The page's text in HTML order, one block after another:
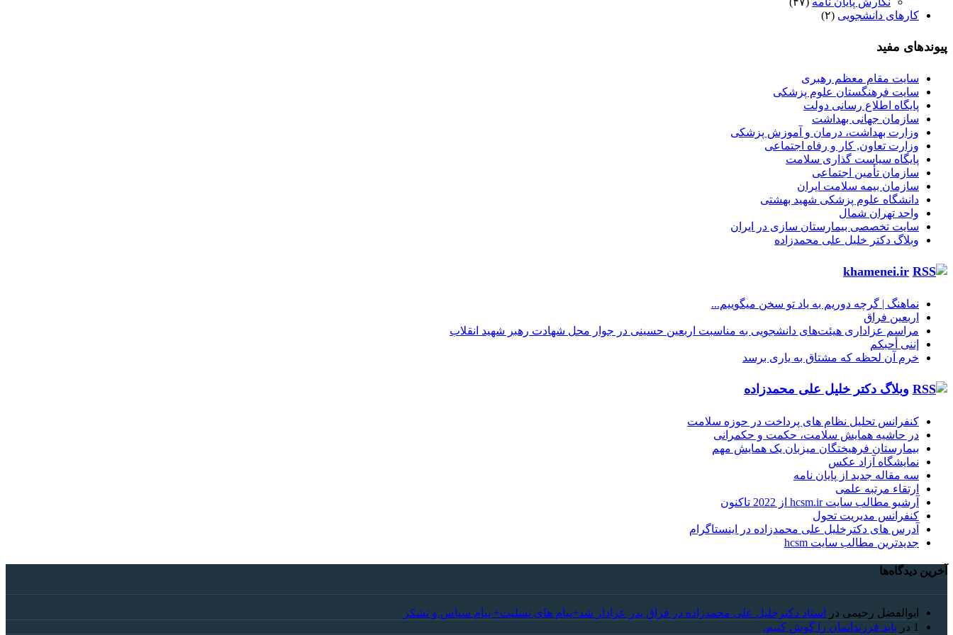
کارهای دانشجویی (۲)
پیوندهای مفید
سایت مقام معظم رهبری
سایت فرهنگستان علوم پزشکی
پایگاه اطلاع رسانی دولت
سازمان جهانی بهداشت
وزارت بهداشت، درمان و آموزش پزشکی
وزارت تعاون, کار و رفاه اجتماعی
پایگاه سیاست گذاری سلامت
سازمان تأمین اجتماعی
سازمان بیمه سلامت ایران
دانشگاه علوم پزشکی شهید بهشتی
واحد تهران شمال
سایت تخصصی بیمارستان سازی در ایران
وبلاگ دکتر خلیل علی محمدزاده
khamenei.ir
نماهنگ |‌ گرچه دوریم به یاد تو سخن میگوییم...
اربعین فراق
مراسم عزاداری هیئت‌های دانشجویی به مناسبت اربعین حسینی در جوار محل شهادت رهبر شهید انقلاب
إننی أحبکم
خرم آن لحظه که مشتاق به یاری برسد
وبلاگ دکتر خلیل علی محمدزاده
کنفرانس تحلیل نظام های پرداخت در حوزه سلامت
در حاشیه همایش سلامت، حکمت و حکمرانی
بیمارستان فرهیختگان میزبان یک همایش مهم
نمایشگاه آزاد عکس
سه مقاله جدید از پایان نامه
ارتقاء مرتبه علمی
آرشیو مطالب سایت hcsm.ir از 2022 تاکنون
کنفرانس مدیریت تحول
آدرس های دکترخلیل علی محمدزاده در اینستاگرام
جدیدترین مطالب سایت hcsm
آخرین دیدگاه‌ها
ابوالفضل رحیمی در
استاد دکترخلیل علی محمدزاده در فراق پدر عزادار شد+پیام های تسلیت+ پیام سپاس و تشکر
1 در باید فرزندانمان را گوش کنیم.